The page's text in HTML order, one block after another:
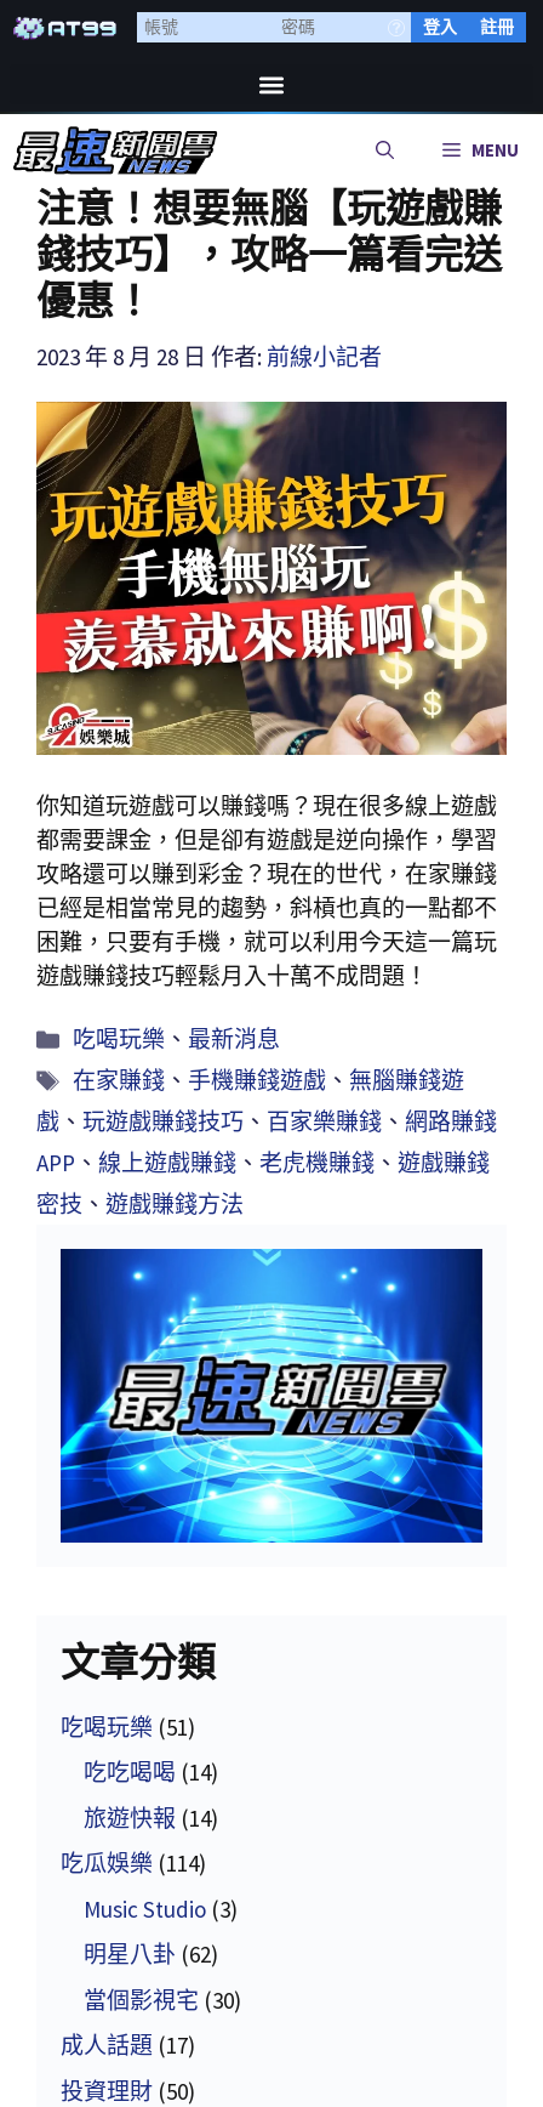
登入 註冊
MENU
注意！想要無腦【玩遊戲賺
錢技巧】，攻略一篇看完送
優惠！
2023 年 8 月 28 日 作者: 前線小記者
你知道玩遊戲可以賺錢嗎？現在很多線上遊戲
都需要課金，但是卻有遊戲是逆向操作，學習
攻略還可以賺到彩金？現在的世代，在家賺錢
已經是相當常見的趨勢，斜槓也真的一點都不
困難，只要有手機，就可以利用今天這一篇玩
遊戲賺錢技巧輕鬆月入十萬不成問題！
吃喝玩樂 、最新消息
在家賺錢 、 手機賺錢遊戲 、 無腦賺錢遊
戲 、 玩遊戲賺錢技巧 、 百家樂賺錢 、 網路賺錢
APP 、 線上遊戲賺錢 、 老虎機賺錢 、 遊戲賺錢
密技 、 遊戲賺錢方法
文章分類
吃喝玩樂 (51)
吃吃喝喝 (14)
旅遊快報 (14)
吃瓜娛樂 (114)
Music Studio (3)
明星八卦 (62)
當個影視宅 (30)
成人話題 (17)
投資理財 (50)